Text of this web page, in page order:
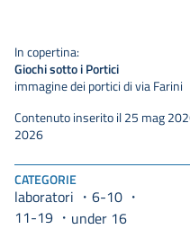
CATEGORIE
laboratori
6-10
11-19
under 16
In copertina:
Giochi sotto i Portici
immagine dei portici di via Farini
Contenuto inserito il 25 mag
2026